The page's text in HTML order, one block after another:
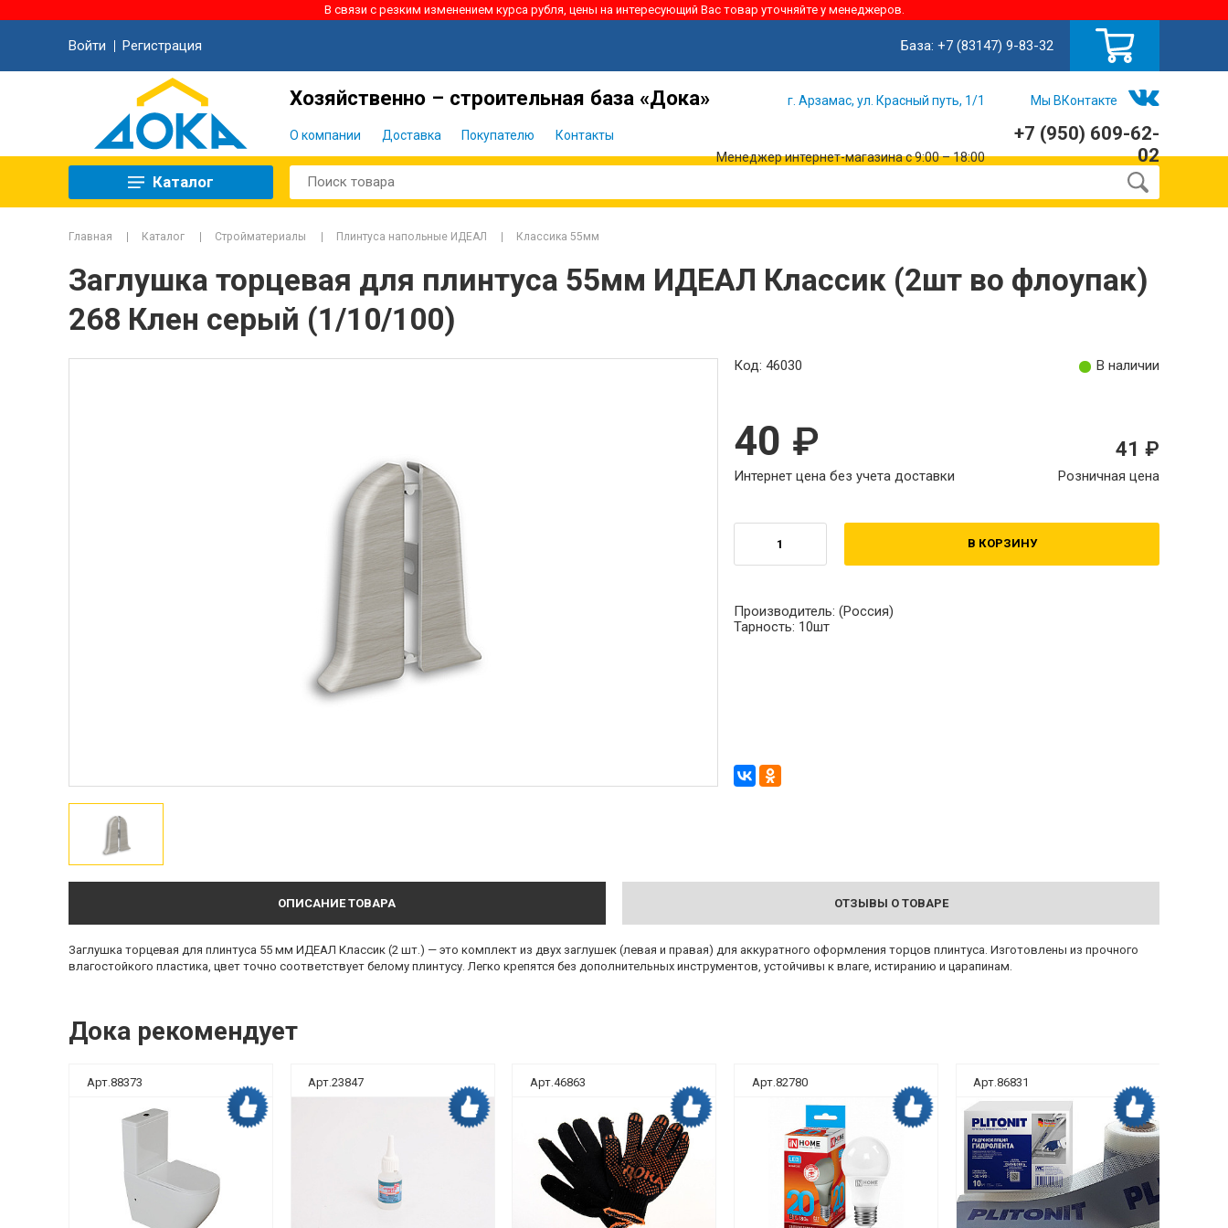
В связи с резким изменением курса рубля, цены на интересующий Вас товар уточняйте у менеджеров.
Войти Регистрация База: +7 (83147) 9-83-32
Хозяйственно – строительная база «Дока»
О компании Доставка Покупателю Контакты
г. Арзамас, ул. Красный путь, 1/1 Мы ВКонтакте
Менеджер интернет-магазина с 9:00 – 18:00
+7 (950) 609-62-
02
Каталог
Главная Каталог Стройматериалы Плинтуса напольные ИДЕАЛ Классика 55мм
Заглушка торцевая для плинтуса 55мм ИДЕАЛ Классик (2шт во флоупак)
268 Клен серый (1/10/100)
Код: 46030 В наличии
40
Интернет цена без учета доставки
41
Розничная цена
В КОРЗИНУ
Производитель: (Россия)
Тарность: 10шт
ОПИСАНИЕ ТОВАРА ОТЗЫВЫ О ТОВАРЕ
Заглушка торцевая для плинтуса 55 мм ИДЕАЛ Классик (2 шт.) — это комплект из двух заглушек (левая и правая) для аккуратного оформления торцов плинтуса. Изготовлены из прочного
влагостойкого пластика, цвет точно соответствует белому плинтусу. Легко крепятся без дополнительных инструментов, устойчивы к влаге, истиранию и царапинам.
Дока рекомендует
Арт.88373 Арт.23847 Арт.46863 Арт.82780 Арт.86831
Дока рекомендует Дока рекомендует Дока рекомендует Дока рекомендует Дока рекомендует